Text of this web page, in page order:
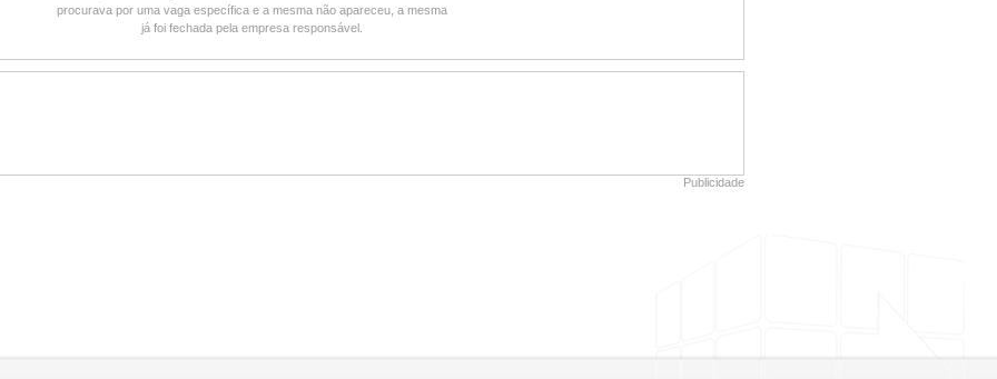
procurava por uma vaga específica e a mesma não apareceu, a mesma
já foi fechada pela empresa responsável.
Publicidade